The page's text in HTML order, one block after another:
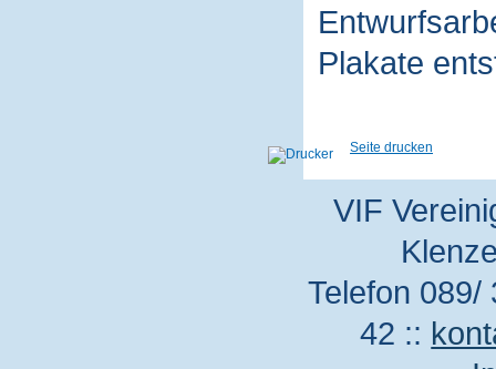
Plakate
Seite drucken
VIF
Telefon
42 ::